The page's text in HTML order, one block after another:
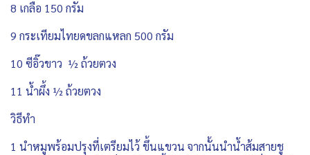
8 เกลือ 150 กรัม
9 กระเทียมไทยดขลกแหลก 500 กรัม
10 ซีอิ๊วขาว ½ ถ้วยตวง
11 น้ำผึ้ง ½ ถ้วยตวง
วิธีทำ
1 นำหมูพร้อมปรุงที่เตรียมไว้ ขึ้นแขวน จากนั้นนำน้ำส้มสายชู